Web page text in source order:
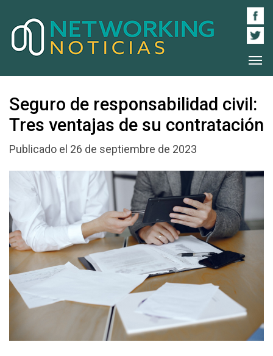
Seguro de responsabilidad civil:
Tres ventajas de su contratación
Publicado el 26 de septiembre de 2023